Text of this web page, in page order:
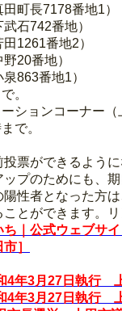
町長7178番地1）
石742番地）
1261番地2）
20番地）
863番地1）
。
ションコーナー（
で。
票ができるよう
プのためにも、
性者となった方
とができます。
ち｜公式ウェブサイ
］
4年3月27日執行
4年3月27日執